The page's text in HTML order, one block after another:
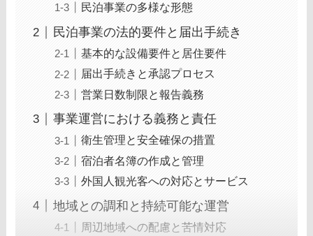
民泊事業の多様な形態
民泊事業の法的要件と届出手続き
基本的な設備要件と居住要件
届出手続きと承認プロセス
営業日数制限と報告義務
事業運営における義務と責任
衛生管理と安全確保の措置
宿泊者名簿の作成と管理
外国人観光客への対応とサービス
地域との調和と持続可能な運営
周辺地域への配慮と苦情対応